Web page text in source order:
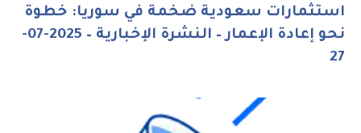
استثمارات سعودية ضخمة في سوريا: خطوة
نحو إعادة الإعمار – النشرة الإخبارية – 2025-07-
27